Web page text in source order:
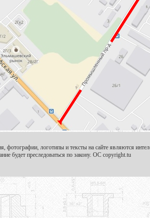
фотографии, логотипы и тексты на сайте являются
будет преследоваться по закону. OC copyright.tu